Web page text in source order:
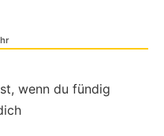
wenn du fündig